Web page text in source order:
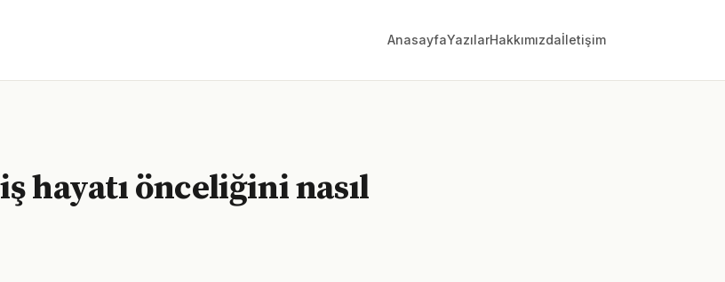
AnasayfaYazılarHakkımızdaİletişim
hayatı önceliğini nasıl